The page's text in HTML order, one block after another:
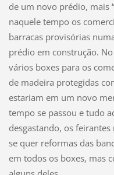
de um novo prédio, mais
naquele tempo os
barracas provisórias
prédio em construção.
vários boxes para os
de madeira protegidas
estariam em um novo
tempo se passou e tudo
desgastando, os
se quer reformas das
em todos os boxes, mas